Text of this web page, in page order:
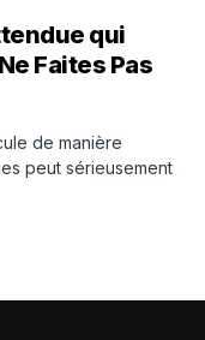
qui
Faites Pas
de manière
peut sérieusement